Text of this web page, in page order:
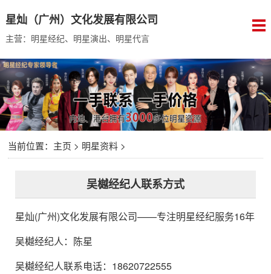
星灿（广州）文化发展有限公司
主营：明星经纪、明星演出、明星代言
当前位置： 主页 > 明星资料>
吴樾经纪人联系方式
星灿(广州)文化发展有限公司——专注明星经纪服务16年
吴樾经纪人： 陈星
吴樾经纪人联系电话：18620722555